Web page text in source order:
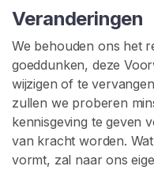
Veranderingen
We behouden ons het
goeddunken, deze
wijzigen of te
zullen we proberen
kennisgeving te geven
van kracht worden.
vormt, zal naar ons